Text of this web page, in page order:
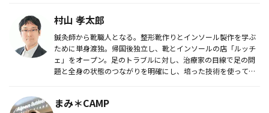
村山 孝太郎
鍼灸師から靴職人となる。整形靴作りとインソール製作を学ぶ
ために単身渡独。帰国後独立し、靴とインソールの店「ルッチ
ェ」をオープン。足のトラブルに対し、治療家の目線で足の問
題と全身の状態のつながりを明確にし、培った技術を使って、
まみ＊CAMP